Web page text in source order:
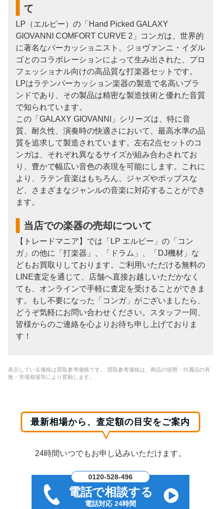
て
LP（エルピー）の「Hand Picked GALAXY
GIOVANNI COMFORT CURVE 2」コンガは、世界的
に著名なパーカッショニスト、ジョヴァンニ・イダル
ゴとのコラボレーションによって生み出された、プロ
フェッショナル向けの高品質な打楽器セットです。
LPはラテンパーカッション楽器の製造で名高いブラ
ンドであり、その製品は精密な製造技術と優れた音質
で知られています。
この「GALAXY GIOVANNI」シリーズは、特に音
質、耐久性、演奏時の快適さにおいて、最高水準の品
質を追求して製造されています。左右2点セットのコ
ンガは、それぞれ異なるサイズが組み合わされてお
り、豊かで幅広い音色の表現を可能にします。これに
より、ラテン音楽はもちろん、ジャズやポップスな
ど、さまざまなジャンルの音楽に対応することができ
ます。
当店での楽器の売却について
【トレードマニア】では「LP エルピー」の「コン
ガ」の他に「打楽器」、「ドラム」、「DJ機材」な
どもお買取りしております。ご利用いただける無料の
LINE査定を通じて、店舗へ直接お越しいただかなく
ても、オンラインで手軽に査定を受けることができま
す。もし不要になった「コンガ」がございましたら、
どうぞ気軽にお問い合わせください。スタッフ一同、
皆様からのご連絡を心よりお待ち申し上げておりま
す！
表示している価格は買取参考価格です。 買取参考価格は、商品の状態・付属品の有
無・市場相場等により変動します。
最新相場から、査定額の目安をご案内
24時間いつでもお申し込みいただけます。
0120-528-496
電話で相談する
電話対応 24時間